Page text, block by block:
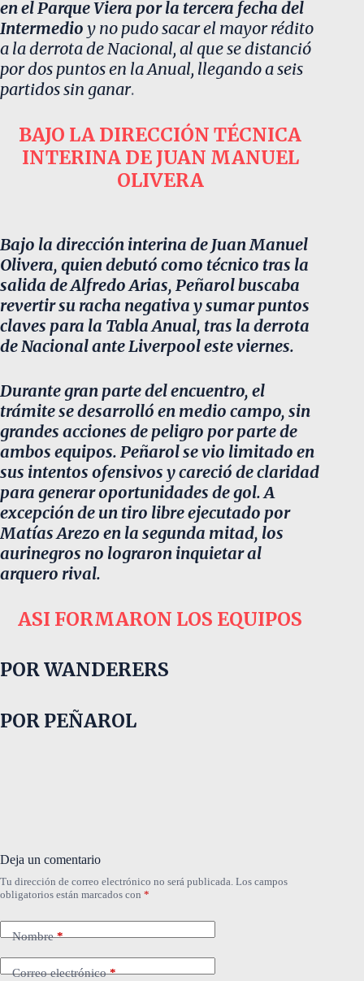
en el Parque Viera por la tercera fecha del
Intermedio y no pudo sacar el mayor rédito
a la derrota de Nacional, al que se distanció
por dos puntos en la Anual, llegando a seis
partidos sin ganar.
BAJO LA DIRECCIÓN TÉCNICA
INTERINA DE JUAN MANUEL
OLIVERA
Bajo la dirección interina de Juan Manuel
Olivera, quien debutó como técnico tras la
salida de Alfredo Arias, Peñarol buscaba
revertir su racha negativa y sumar puntos
claves para la Tabla Anual, tras la derrota
de Nacional ante Liverpool este viernes.
Durante gran parte del encuentro, el
trámite se desarrolló en medio campo, sin
grandes acciones de peligro por parte de
ambos equipos. Peñarol se vio limitado en
sus intentos ofensivos y careció de claridad
para generar oportunidades de gol. A
excepción de un tiro libre ejecutado por
Matías Arezo en la segunda mitad, los
aurinegros no lograron inquietar al
arquero rival.
ASI FORMARON LOS EQUIPOS
POR WANDERERS
POR PEÑAROL
Deja un comentario
Tu dirección de correo electrónico no será publicada. Los campos
obligatorios están marcados con *
Nombre*
Correo electrónico*